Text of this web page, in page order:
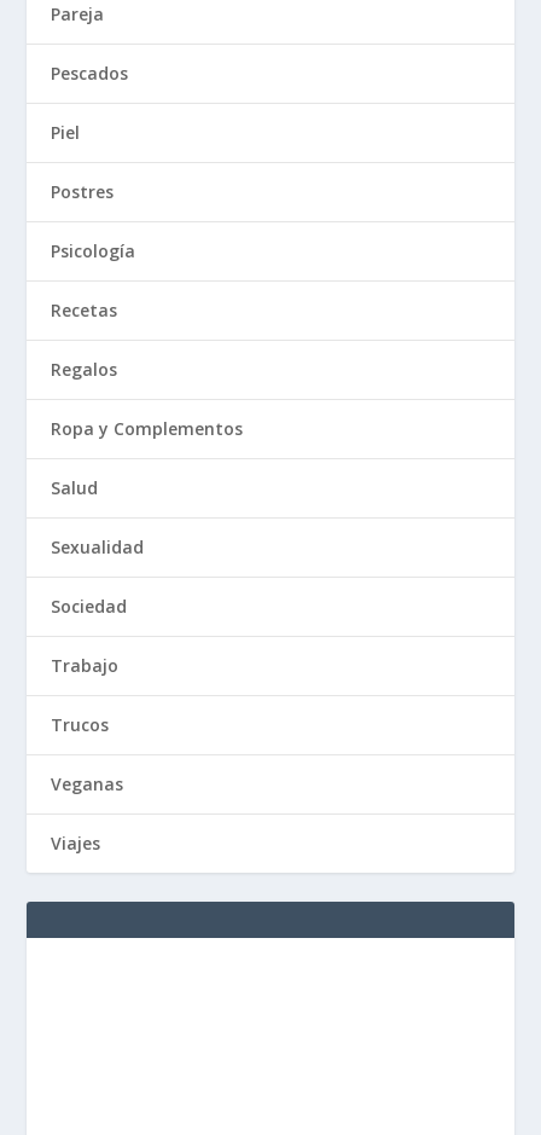
Pareja
Pescados
Piel
Postres
Psicología
Recetas
Regalos
Ropa y Complementos
Salud
Sexualidad
Sociedad
Trabajo
Trucos
Veganas
Viajes